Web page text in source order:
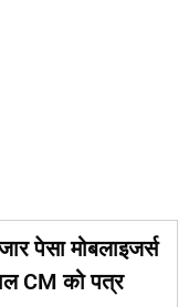
पेसा मोबलाइजर्स
CM को पत्र